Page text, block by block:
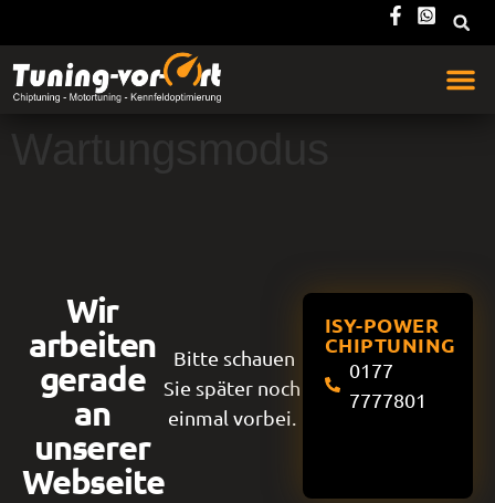
Wartungsmodus
Wir
arbeiten
gerade
an
unserer
Webseite
Bitte schauen
Sie später noch
einmal vorbei.
ISY-POWER
CHIPTUNING
0177
7777801